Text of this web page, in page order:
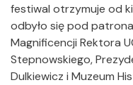
festiwal otrzymuje od
odbyło się pod
Magnificencji Rektora
Stepnowskiego,
Dulkiewicz i Muzeum